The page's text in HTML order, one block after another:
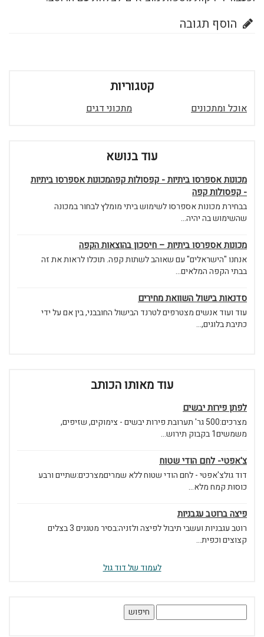
הוסף תגובה
קטגוריות
אוכל ומתכונים מתכוני דגים
עוד בנושא
מכונות אספרסו ביתיות - קפסולות קפהמכונות אספרסו ביתיות
- קפסולות קפה
בבחירת מכונות אספרסו לשימוש ביתי מומלץ לבחור במכונה
שהשימוש בה יהיה...
מכונות אספרסו ביתיות – חיסכון בהוצאות הקפה
אנחנו "הישראלים" עם שאוהב לשתות קפה. תוכלו לראות את זה
בבתי הקפה המלאים...
סדנאות בישול השוואת מחירים
עוד ועוד אנשים מצטרפים לטרנד הבישול החובבני, בין אם על ידי
כתיבת בלוגים,...
עוד מאותו הכותב
לפתן פירות יבשים
מצרכים:500 גר' תערובת פירות יבשים - צימוקים, שזיפים,
משמשים1 בקבוק תירוש...
צ'אפטי- לחם הודי שטוח
דוד גולצ'אפטי - לחם הודי שטוח ללא שמריםמצרכים:שתיים ורבע
כוסות קמח מלא...
פיצה ברוטב עגבניות
רוטב עגבניות ועשבי תיבול לפיצה ולזניה:בסיר מטגנים 3 בצלים
קצוצים וכפית...
לעמוד של דוד גול